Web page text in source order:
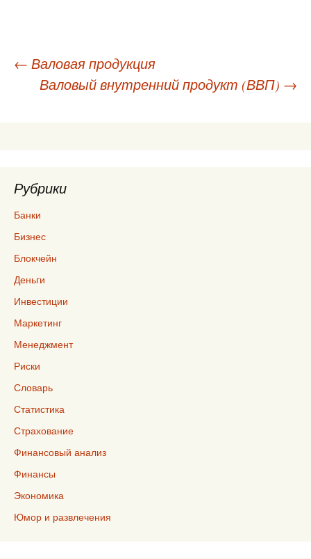
Навигация
← Валовая продукция
Валовый внутренний продукт (ВВП) →
Рубрики
Банки
Бизнес
Блокчейн
Деньги
Инвестиции
Маркетинг
Менеджмент
Риски
Словарь
Статистика
Страхование
Финансовый анализ
Финансы
Экономика
Юмор и развлечения